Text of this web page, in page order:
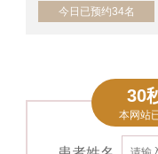
今日已预约34名
30
本网站